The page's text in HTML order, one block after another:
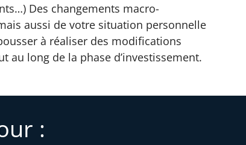
Des changements macro-
aussi de votre situation personnelle
à réaliser des modifications
au long de la phase d’investissement.
: